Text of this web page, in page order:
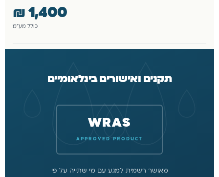
1,400
₪
כולל מע״מ
תקנים ואישורים בינלאומיים
WRAS
APPROVED PRODUCT
מאושר רשמית למגע עם מי שתייה על פי